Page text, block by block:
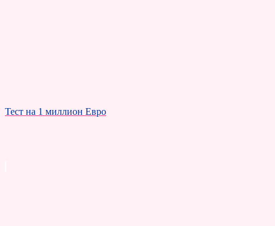
Тест на 1 миллион Евро